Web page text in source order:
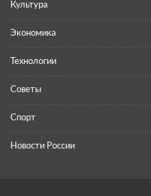
Культура
Экономика
Технологии
Советы
Спорт
Новости России